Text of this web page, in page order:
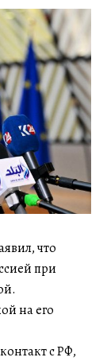
что
при
на его
с РФ,